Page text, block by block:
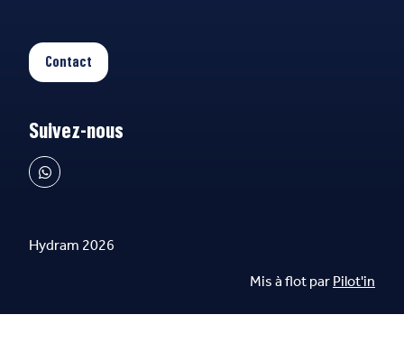
Contact
Suivez-nous
Hydram 2026
Mis à flot par Pilot'in